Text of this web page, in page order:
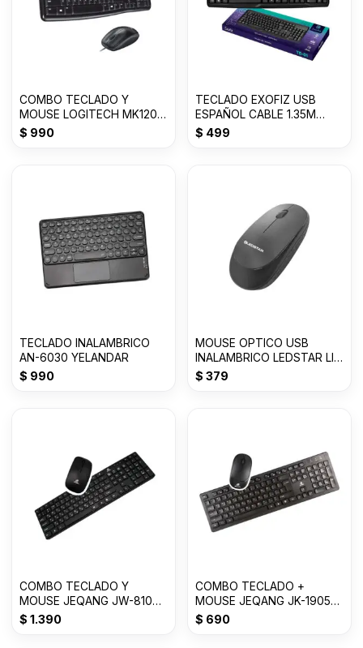
COMBO TECLADO Y
MOUSE LOGITECH MK120
ESPAÑOL
$ 990
TECLADO EXOFIZ USB
ESPAÑOL CABLE 1.35M
USB2.0 TE-01
$ 499
TECLADO INALAMBRICO
AN-6030 YELANDAR
$ 990
MOUSE OPTICO USB
INALAMBRICO LEDSTAR LI-
M02
$ 379
COMBO TECLADO Y
MOUSE JEQANG JW-8100
2.4G 10M USB GTB-14081-
$ 1.390
COMBO TECLADO +
MOUSE JEQANG JK-1905
GBT-14081-2010
$ 690